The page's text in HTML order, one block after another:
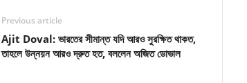
Previous article
Ajit Doval: ভারতের সীমান্ত যদি আরও সুরক্ষিত থাকত,
তাহলে উন্নয়ন আরও দ্রুত হত, বললেন অজিত ডোভাল